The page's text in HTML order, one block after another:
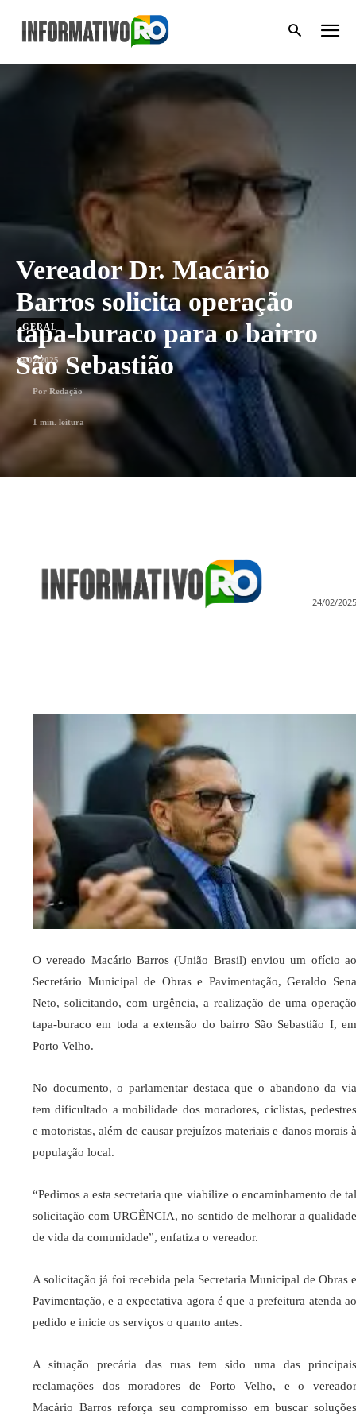
Vereador Dr. Macário
Barros solicita operação
tapa-buraco para o bairro
São Sebastião
GERAL
24/02/2025
Por Redação
1 min. leitura
24/02/2025
O vereado Macário Barros (União Brasil) enviou um ofício ao
Secretário Municipal de Obras e Pavimentação, Geraldo Sena
Neto, solicitando, com urgência, a realização de uma operação
tapa-buraco em toda a extensão do bairro São Sebastião I, em
Porto Velho.
No documento, o parlamentar destaca que o abandono da via
tem dificultado a mobilidade dos moradores, ciclistas, pedestres
e motoristas, além de causar prejuízos materiais e danos morais à
população local.
“Pedimos a esta secretaria que viabilize o encaminhamento de tal
solicitação com URGÊNCIA, no sentido de melhorar a qualidade
de vida da comunidade”, enfatiza o vereador.
A solicitação já foi recebida pela Secretaria Municipal de Obras e
Pavimentação, e a expectativa agora é que a prefeitura atenda ao
pedido e inicie os serviços o quanto antes.
A situação precária das ruas tem sido uma das principais
reclamações dos moradores de Porto Velho, e o vereador
Macário Barros reforça seu compromisso em buscar soluções